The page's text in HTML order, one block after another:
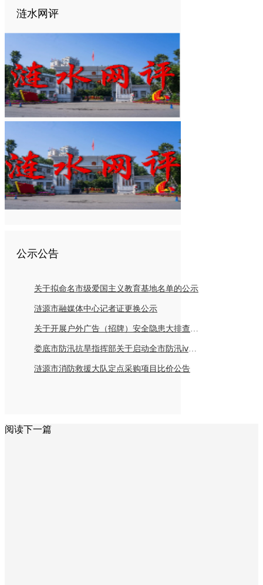
涟水网评
公示公告
关于拟命名市级爱国主义教育基地名单的公示
涟源市融媒体中心记者证更换公示
关于开展户外广告（招牌）安全隐患大排查倡议书
娄底市防汛抗旱指挥部关于启动全市防汛ⅳ级应急响应的紧急通知
涟源市消防救援大队定点采购项目比价公告
阅读下一篇